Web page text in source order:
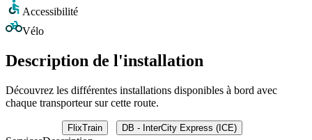
Accessibilité
Vélo
Description de l'installation
Découvrez les différentes installations disponibles à bord avec
chaque transporteur sur cette route.
FlixTrain DB - InterCity Express (ICE)